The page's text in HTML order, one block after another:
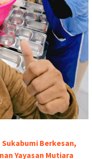
Sukabumi Berkesan,
Yayasan Mutiara